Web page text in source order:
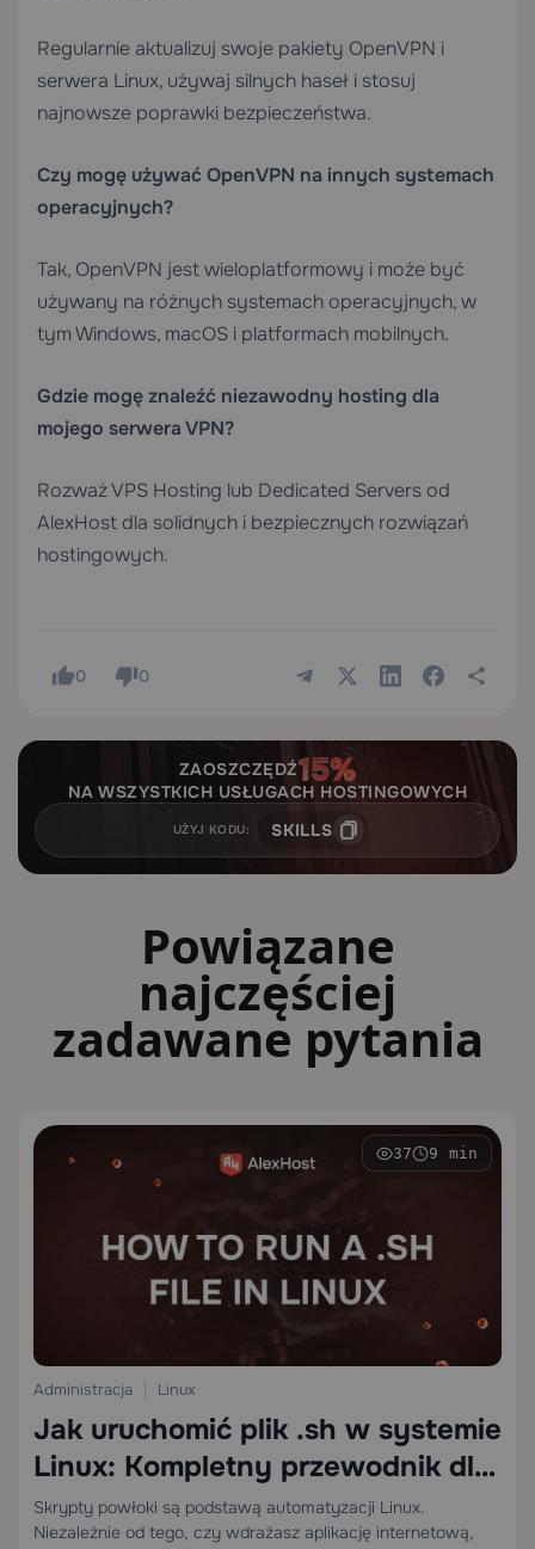
Regularnie aktualizuj swoje pakiety OpenVPN i
serwera Linux, używaj silnych haseł i stosuj
najnowsze poprawki bezpieczeństwa.
Czy mogę używać OpenVPN na innych systemach
operacyjnych?
Tak, OpenVPN jest wieloplatformowy i może być
używany na różnych systemach operacyjnych, w
tym Windows, macOS i platformach mobilnych.
Gdzie mogę znaleźć niezawodny hosting dla
mojego serwera VPN?
RozważVPS Hosting lub Dedicated Servers od
AlexHost dla solidnych i bezpiecznych rozwiązań
hostingowych.
0 0
ZAOSZCZĘDŹ
NA WSZYSTKICH USŁUGACH HOSTINGOWYCH
UŻYJ KODU: SKILLS
Powiązane
najczęściej
zadawane pytania
37 9 min
Administracja Linux
Jak uruchomić plik .sh w systemie
Linux: Kompletny przewodnik dla
początkujących i administratorów
systemów
Skrypty powłoki są podstawą automatyzacji Linux.
Niezależnie od tego, czy wdrażasz aplikację internetową,